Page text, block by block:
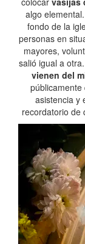
algo
fondo de la
personas en
mayores,
salió igual a
vienen del
asistencia y
recordatorio de